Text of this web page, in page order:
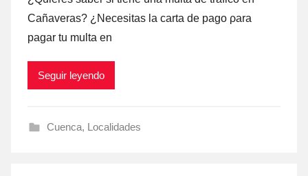
Cañaveras? ¿Necesitas la carta dе pago ρara
pagar tu multa en
Seguir leyendo
Cuenca, Localidades